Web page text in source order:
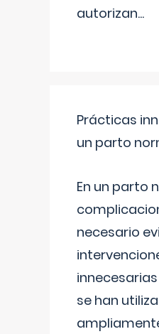
autorizan...
Prácticas
un parto
En un parto
necesario
se han